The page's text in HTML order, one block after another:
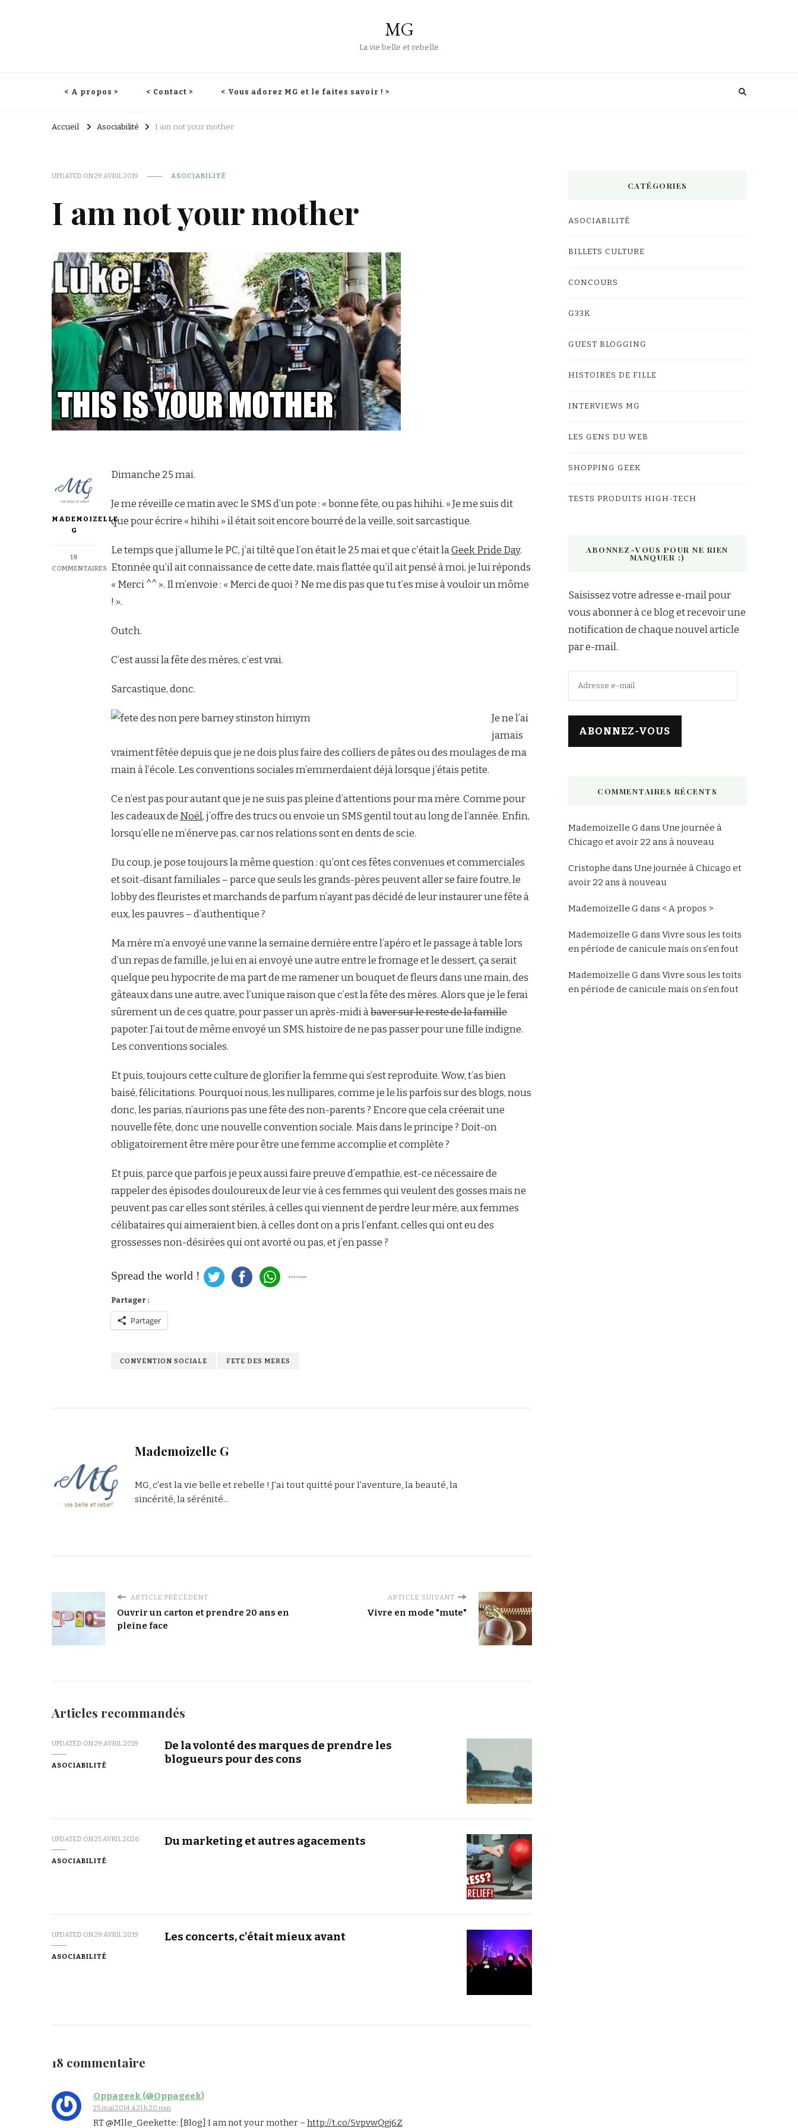
MG
La vie belle et rebelle
< A propos > < Contact > < Vous adorez MG et le faites savoir ! >
Accueil Asociabilité I am not your mother
UPDATED ON29 AVRIL 2019 ASOCIABILITÉ
I am not your mother
MADEMOIZELLE
G
18
COMMENTAIRES
Dimanche 25 mai.
Je me réveille ce matin avec le SMS d’un pote : « bonne fête, ou pas hihihi. » Je me suis dit
que pour écrire « hihihi » il était soit encore bourré de la veille, soit sarcastique.
Le temps que j’allume le PC, j’ai tilté que l’on était le 25 mai et que c’était laGeek Pride Day.
Etonnée qu’il ait connaissance de cette date, mais flattée qu’il ait pensé à moi, je lui réponds
« Merci ^^ ». Il m’envoie : « Merci de quoi ? Ne me dis pas que tu t’es mise à vouloir un môme
! ».
Outch.
C’est aussi la fête des mères, c’est vrai.
Sarcastique, donc.
Je ne l’ai
jamais
vraiment fêtée depuis que je ne dois plus faire des colliers de pâtes ou des moulages de ma
main à l’école. Les conventions sociales m’emmerdaient déjà lorsque j’étais petite.
Ce n’est pas pour autant que je ne suis pas pleine d’attentions pour ma mère. Comme pour
les cadeaux de Noël, j’offre des trucs ou envoie un SMS gentil tout au long de l’année. Enfin,
lorsqu’elle ne m’énerve pas, car nos relations sont en dents de scie.
Du coup, je pose toujours la même question : qu’ont ces fêtes convenues et commerciales
et soit-disant familiales – parce que seuls les grands-pères peuvent aller se faire foutre, le
lobby des fleuristes et marchands de parfum n’ayant pas décidé de leur instaurer une fête à
eux, les pauvres – d’authentique ?
Ma mère m’a envoyé une vanne la semaine dernière entre l’apéro et le passage à table lors
d’un repas de famille, je lui en ai envoyé une autre entre le fromage et le dessert, ça serait
quelque peu hypocrite de ma part de me ramener un bouquet de fleurs dans une main, des
gâteaux dans une autre, avec l’unique raison que c’est la fête des mères. Alors que je le ferai
sûrement un de ces quatre, pour passer un après-midi àbaver sur le reste de la famille
papoter. J’ai tout de même envoyé un SMS, histoire de ne pas passer pour une fille indigne.
Les conventions sociales.
Et puis, toujours cette culture de glorifier la femme qui s’est reproduite. Wow, t’as bien
baisé, félicitations. Pourquoi nous, les nullipares, comme je le lis parfois sur des blogs, nous
donc, les parias, n’aurions pas une fête des non-parents ? Encore que cela créerait une
nouvelle fête, donc une nouvelle convention sociale. Mais dans le principe ? Doit-on
obligatoirement être mère pour être une femme accomplie et complète ?
Et puis, parce que parfois je peux aussi faire preuve d’empathie, est-ce nécessaire de
rappeler des épisodes douloureux de leur vie à ces femmes qui veulent des gosses mais ne
peuvent pas car elles sont stériles, à celles qui viennent de perdre leur mère, aux femmes
célibataires qui aimeraient bien, à celles dont on a pris l’enfant, celles qui ont eu des
grossesses non-désirées qui ont avorté ou pas, et j’en passe ?
Spread the world !
Partager :
Partager
CONVENTION SOCIALE FETE DES MERES
Mademoizelle G
MG, c'est la vie belle et rebelle ! J'ai tout quitté pour l'aventure, la beauté, la
sincérité, la sérénité...
ARTICLE PRÉCÉDENT
Ouvrir un carton et prendre 20 ans en
pleine face
ARTICLE SUIVANT
Vivre en mode "mute"
Articles recommandés
UPDATED ON29 AVRIL 2019
ASOCIABILITÉ
De la volonté des marques de prendre les
blogueurs pour des cons
UPDATED ON25 AVRIL 2026
ASOCIABILITÉ
Du marketing et autres agacements
UPDATED ON29 AVRIL 2019
ASOCIABILITÉ
Les concerts, c’était mieux avant
18 commentaire
Oppageek (@Oppageek)
25 mai 2014 à 21 h 20 min
RT @Mlle_Geekette: [Blog] I am not your mother –http://t.co/5vpvwQgj6Z
CATÉGORIES
ASOCIABILITÉ
BILLETS CULTURE
CONCOURS
G33K
GUEST BLOGGING
HISTOIRES DE FILLE
INTERVIEWS MG
LES GENS DU WEB
SHOPPING GEEK
TESTS PRODUITS HIGH-TECH
ABONNEZ-VOUS POUR NE RIEN
MANQUER :)
Saisissez votre adresse e-mail pour
vous abonner à ce blog et recevoir une
notification de chaque nouvel article
par e-mail.
mail
ABONNEZ-VOUS
COMMENTAIRES RÉCENTS
Mademoizelle Gdans Une journée à
Chicago et avoir 22 ans à nouveau
Cristophe dans Une journée à Chicago et
avoir 22 ans à nouveau
Mademoizelle Gdans < A propos >
Mademoizelle Gdans Vivre sous les toits
en période de canicule mais on s’en fout
Mademoizelle Gdans Vivre sous les toits
en période de canicule mais on s’en fout